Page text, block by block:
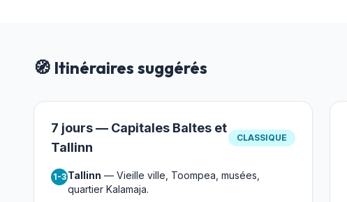
🧭 Itinéraires suggérés
7 jours — Capitales Baltes et
Tallinn
CLASSIQUE
1-3 Tallinn — Vieille ville, Toompea, musées,
quartier Kalamaja.